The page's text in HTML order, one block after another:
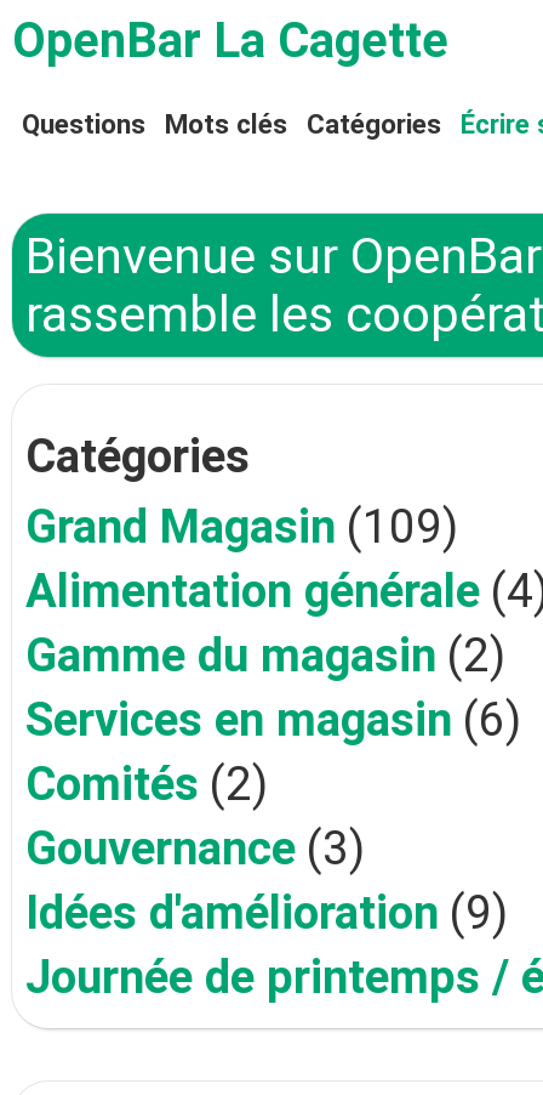
OpenBar La Cagette
Questions Mots clés Catégories Écrire
Bienvenue sur
rassemble les
Catégories
Grand Magasin (109)
Alimentation générale
Gamme du magasin (2)
Services en magasin (6)
Comités (2)
Gouvernance (3)
Idées d'amélioration (9)
Journée de printemps /